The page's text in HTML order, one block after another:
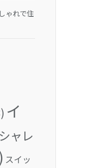
ゃれで住
イ
ャレ
スイッ